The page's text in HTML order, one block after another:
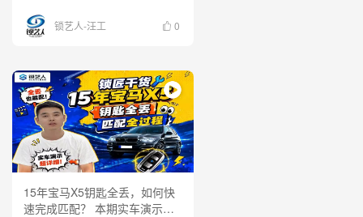
锁艺人-汪工 0
15年宝马X5钥匙全丢，如何快
速完成匹配？ 本期实车演示完